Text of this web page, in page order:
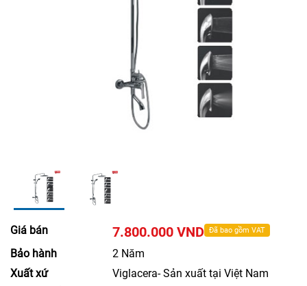
Giá bán 7.800.000 VND Đã bao gồm VAT
Bảo hành
2 Năm
Xuất xứ
Viglacera- Sản xuất tại Việt Nam